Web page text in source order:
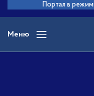
основного
вмісту
Портал в
Меню